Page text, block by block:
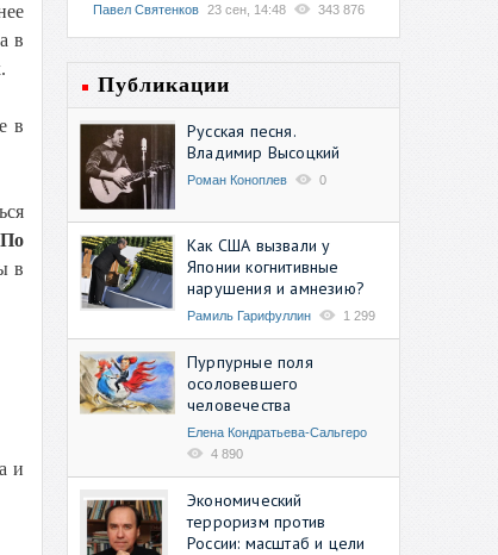
в
в
По
в
и
Павел Святенков 23 сен, 14:48 343 876
Публикации
Русская песня.
Владимир Высоцкий
Роман Коноплев 0
Как США вызвали у
Японии когнитивные
нарушения и амнезию?
Рамиль Гарифуллин 1 299
Пурпурные поля
осоловевшего
человечества
Елена Кондратьева-Сальгеро
4 890
Экономический
терроризм против
России: масштаб и цели